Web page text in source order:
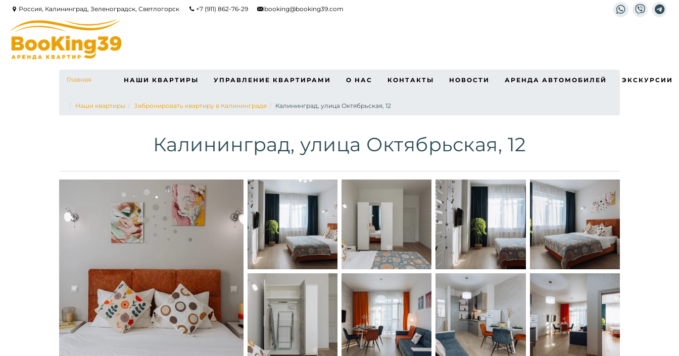
Россия, Калининград, Зеленоградск, Светлогорск +7 (911) 862-76-29 booking@booking39.com
НАШИ КВАРТИРЫ УПРАВЛЕНИЕ КВАРТИРАМИ О НАС КОНТАКТЫ НОВОСТИ АРЕНДА АВТОМОБИЛЕЙ ЭКСКУРСИИ
Главная
Наши квартиры Забронировать квартиру в Калининграде Калининград, улица Октябрьская, 12
Калининград, улица Октябрьская, 12